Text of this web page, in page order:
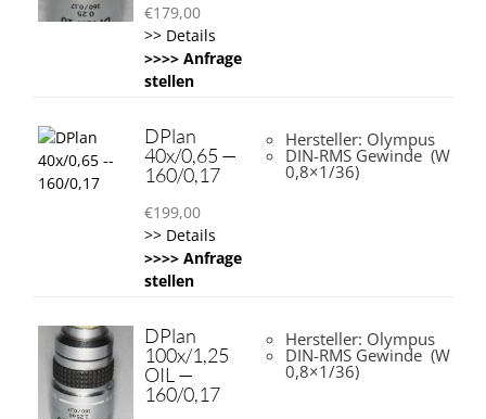
€179,00
>> Details
>>>> Anfrage
stellen
DPlan
40x/0,65 —
160/0,17
€199,00
>> Details
>>>> Anfrage
stellen
Hersteller: Olympus
DIN-RMS Gewinde (W
0,8×1/36)
DPlan
100x/1,25
OIL —
160/0,17
Hersteller: Olympus
DIN-RMS Gewinde (W
0,8×1/36)